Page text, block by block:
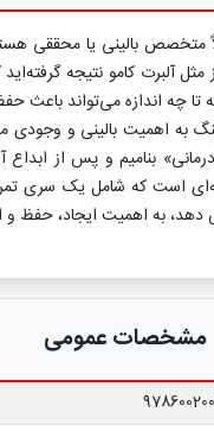
متخصص بالینی یا محققی
آلبرت کامو نتیجه
تا چه اندازه می‌تواند باعث
به اهمیت بالینی و وجودی
بنامیم و پس از
است که شامل یک سری
به اهمیت ایجاد، حفظ و
مشخصات عمومی